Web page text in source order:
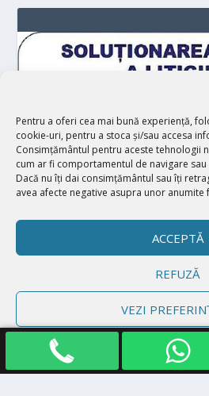
Pentru a oferi cea mai bună experiență,
cookie-uri, pentru a stoca și/sau accesa
Consimțământul pentru aceste tehnologii
cum ar fi comportamentul de navigare sau
Dacă nu îți dai consimțământul sau îți
avea afecte negative asupra unor
ACCEPTĂ
REFUZĂ
VEZI
Politică cookie-uri Declarație de
Elegant Themes